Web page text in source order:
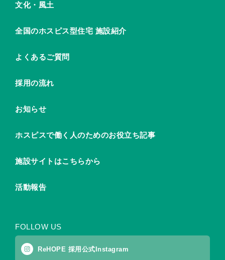
文化・風土
全国のホスピス型住宅 施設紹介
よくあるご質問
採用の流れ
お知らせ
ホスピスで働く人のためのお役立ち記事
施設サイトはこちらから
活動報告
FOLLOW US
ReHOPE 採用公式Instagram